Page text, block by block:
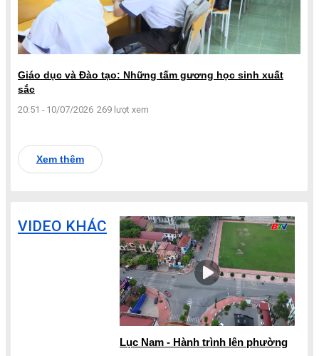
Giáo dục và Đào tạo: Những tấm gương học sinh xuất
sắc
20:51 - 10/07/2026 269 lượt xem
Xem thêm
VIDEO KHÁC
Lục Nam - Hành trình lên phường